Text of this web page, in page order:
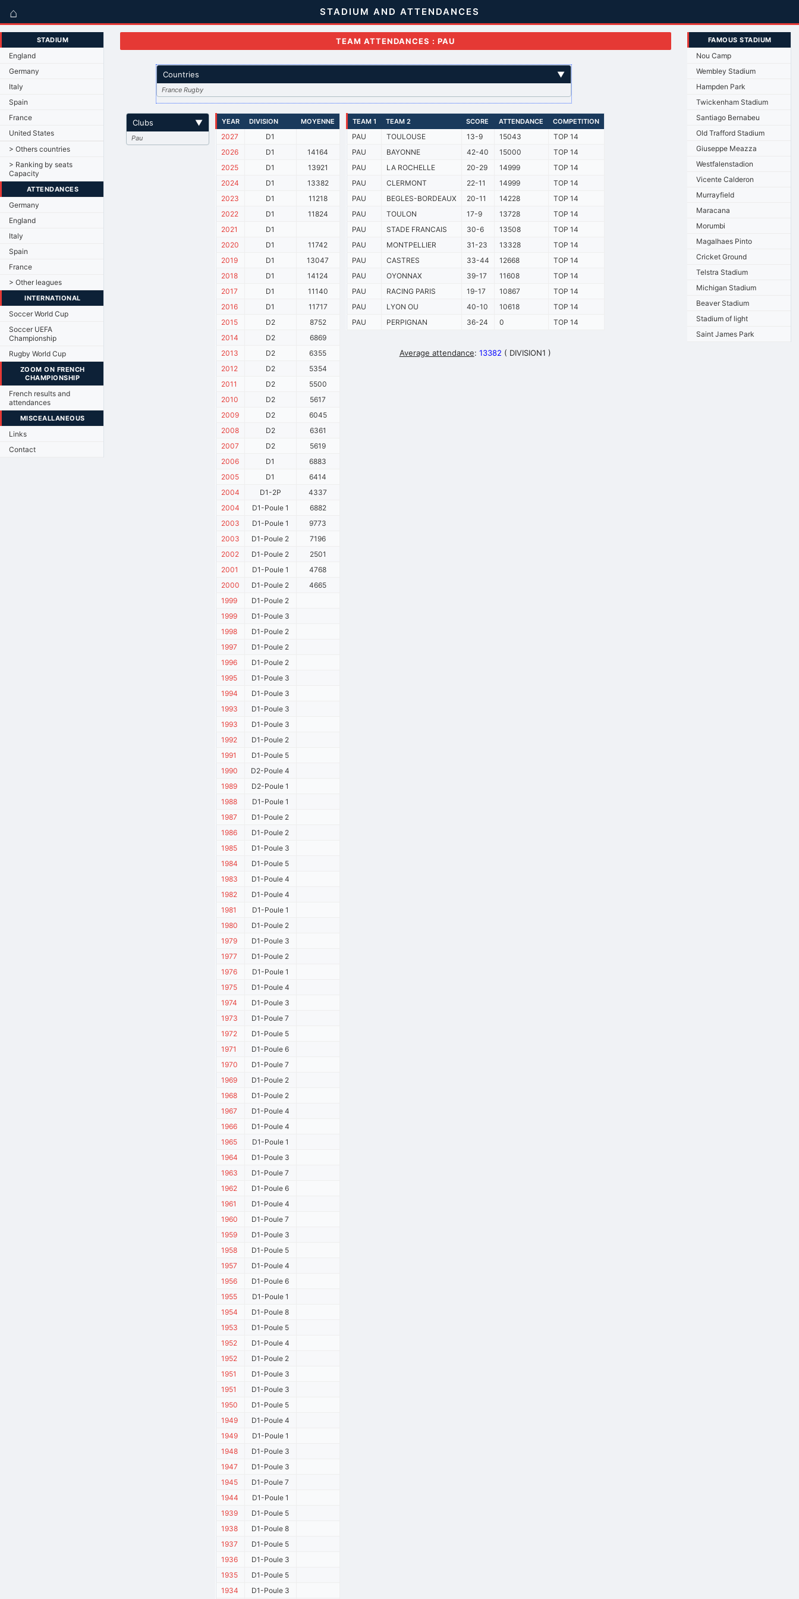
⌂ STADIUM AND ATTENDANCES
STADIUM
England
Germany
Italy
Spain
France
United States
> Others countries
> Ranking by seats
Capacity
ATTENDANCES
Germany
England
Italy
Spain
France
> Other leagues
INTERNATIONAL
Soccer World Cup
Soccer UEFA
Championship
Rugby World Cup
ZOOM ON FRENCH
CHAMPIONSHIP
French results and
attendances
MISCEALLANEOUS
Links
Contact
TEAM ATTENDANCES : PAU
Countries ▼
France Rugby
Clubs ▼
Pau
YEAR DIVISION MOYENNE
2027
D1
2026
D1
14164
2025
D1
13921
2024
D1
13382
2023
D1
11218
2022
D1
11824
2021
D1
2020
D1
11742
2019
D1
13047
2018
D1
14124
2017
D1
11140
2016
D1
11717
2015
D2
8752
2014
D2
6869
2013
D2
6355
2012
D2
5354
2011
D2
5500
2010
D2
5617
2009
D2
6045
2008
D2
6361
2007
D2
5619
2006
D1
6883
2005
D1
6414
2004
D1-2P
4337
2004
D1-Poule 1
6882
2003
D1-Poule 1
9773
2003
D1-Poule 2
7196
2002
D1-Poule 2
2501
2001
D1-Poule 1
4768
2000
D1-Poule 2
4665
1999
D1-Poule 2
1999
D1-Poule 3
1998
D1-Poule 2
1997
D1-Poule 2
1996
D1-Poule 2
1995
D1-Poule 3
1994
D1-Poule 3
1993
D1-Poule 3
1993
D1-Poule 3
1992
D1-Poule 2
1991
D1-Poule 5
1990
D2-Poule 4
1989
D2-Poule 1
1988
D1-Poule 1
1987
D1-Poule 2
1986
D1-Poule 2
1985
D1-Poule 3
1984
D1-Poule 5
1983
D1-Poule 4
1982
D1-Poule 4
1981
D1-Poule 1
1980
D1-Poule 2
1979
D1-Poule 3
1977
D1-Poule 2
1976
D1-Poule 1
1975
D1-Poule 4
1974
D1-Poule 3
1973
D1-Poule 7
1972
D1-Poule 5
1971
D1-Poule 6
1970
D1-Poule 7
1969
D1-Poule 2
1968
D1-Poule 2
1967
D1-Poule 4
1966
D1-Poule 4
1965
D1-Poule 1
1964
D1-Poule 3
1963
D1-Poule 7
1962
D1-Poule 6
1961
D1-Poule 4
1960
D1-Poule 7
1959
D1-Poule 3
1958
D1-Poule 5
1957
D1-Poule 4
1956
D1-Poule 6
1955
D1-Poule 1
1954
D1-Poule 8
1953
D1-Poule 5
1952
D1-Poule 4
1952
D1-Poule 2
1951
D1-Poule 3
1951
D1-Poule 3
1950
D1-Poule 5
1949
D1-Poule 4
1949
D1-Poule 1
1948
D1-Poule 3
1947
D1-Poule 3
1945
D1-Poule 7
1944
D1-Poule 1
1939
D1-Poule 5
1938
D1-Poule 8
1937
D1-Poule 5
1936
D1-Poule 3
1935
D1-Poule 5
1934
D1-Poule 3
TEAM 1 TEAM 2 SCORE ATTENDANCE COMPETITION
PAU TOULOUSE 13-9 15043
TOP 14
PAU
BAYONNE 42-40 15000
TOP 14
PAU
LA ROCHELLE 20-29 14999
TOP 14
PAU
CLERMONT 22-11 14999
TOP 14
PAU
BEGLES-BORDEAUX 20-11 14228
TOP 14
PAU
TOULON 17-9 13728
TOP 14
PAU
STADE FRANCAIS 30-6 13508
TOP 14
PAU
MONTPELLIER 31-23 13328
TOP 14
PAU
CASTRES 33-44 12668
TOP 14
PAU
OYONNAX 39-17 11608
TOP 14
PAU
RACING PARIS 19-17 10867
TOP 14
PAU
LYON OU 40-10 10618
TOP 14
PAU
PERPIGNAN 36-24 0 TOP 14
Average attendance: 13382 ( DIVISION1 )
FAMOUS STADIUM
Nou Camp
Wembley Stadium
Hampden Park
Twickenham Stadium
Santiago Bernabeu
Old Trafford Stadium
Giuseppe Meazza
Westfalenstadion
Vicente Calderon
Murrayfield
Maracana
Morumbi
Magalhaes Pinto
Cricket Ground
Telstra Stadium
Michigan Stadium
Beaver Stadium
Stadium of light
Saint James Park